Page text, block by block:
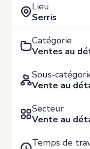
Lieu
Serris
Catégorie
Ventes au
Sous-
Vente au
Secteur
Vente au
Temps de